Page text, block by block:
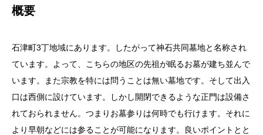
概要
石津町3丁地域にあります。したがって神石共同墓地と名称され
ています。よって、こちらの地区の先祖が眠るお墓が建ち並んで
います。また宗教を特には問うことは無い墓地です。そして出入
口は西側に設けています。しかし開閉できるような正門は設備さ
れておられません。つまりお墓参りは何時でも行けます。それに
より早朝などには参ることが可能になります。良いポイントとと